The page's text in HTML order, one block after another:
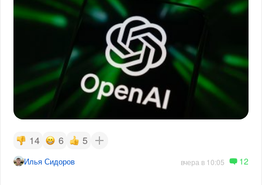
14 6 5
Илья Сидоров вчера в 10:05 12